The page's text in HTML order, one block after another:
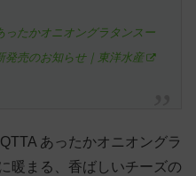
ったかオニオングラタンスー
発売のお知らせ｜東洋水産
あったかオニオングラ
暖まる、香ばしいチーズの